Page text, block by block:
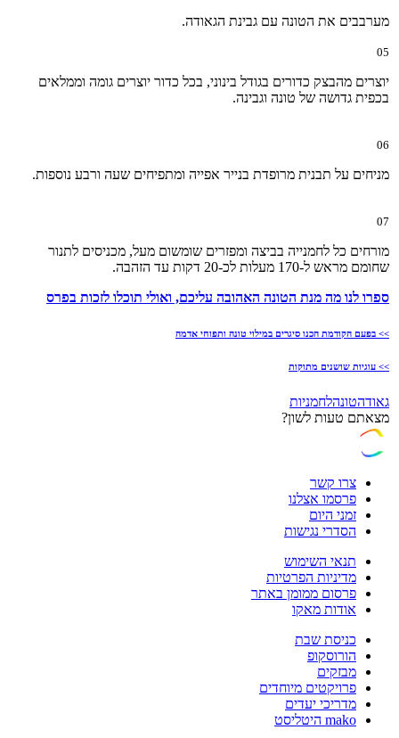
מערבבים את הטונה עם גבינת הגאודה.
05
יוצרים מהבצק כדורים בגודל בינוני, בכל כדור יוצרים גומה וממלאים
בכפית גדושה של טונה וגבינה.
06
מניחים על תבנית מרופדת בנייר אפייה ומתפיחים שעה ורבע נוספות.
07
מורחים כל לחמנייה בביצה ומפזרים שומשום מעל, מכניסים לתנור
שחומם מראש ל-170 מעלות לכ-20 דקות עד הזהבה.
ספרו לנו מה מנת הטונה האהובה עליכם, ואולי תוכלו לזכות בפרס
>> בפעם הקודמת הכנו סיגרים במילוי טונה ותפוחי אדמה
>> עוגיות שושנים מתוקות
גאודהטונהלחמניות
מצאתם טעות לשון?
צרו קשר
פרסמו אצלנו
זמני היום
הסדרי נגישות
תנאי השימוש
מדיניות הפרטיות
פרסום ממומן באתר
אודות מאקו
כניסת שבת
הורוסקופ
מבזקים
פרויקטים מיוחדים
מדריכי יעדים
mako היטליסט